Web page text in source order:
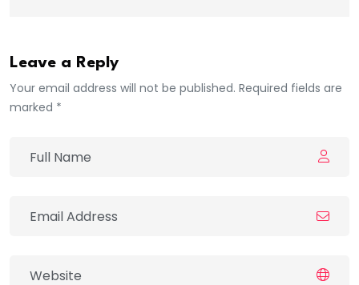
Leave a Reply
Your email address will not be published. Required fields are
marked *